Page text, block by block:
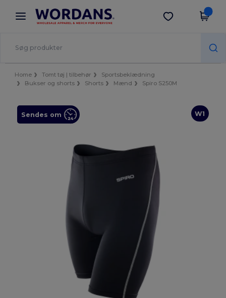
× Wordans-app
Bedre priser i appen!
Hent app
Home Tomt tøj | tilbehør
Sportsbeklædning
Bukser og shorts
Shorts Mænd Spiro S250M
W1
Sendes om